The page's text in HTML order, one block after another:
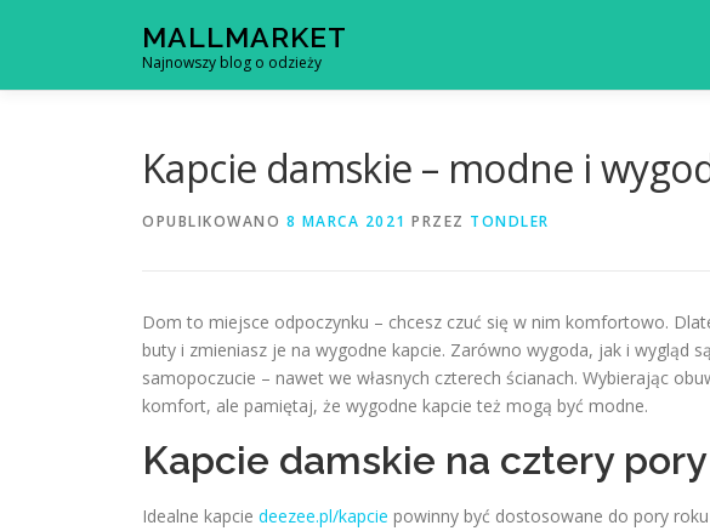
MALLMARKET
Najnowszy blog o odzieży
Kapcie damskie – modne i
OPUBLIKOWANO 8 MARCA 2021 PRZEZ TONDLER
Dom to miejsce odpoczynku – chcesz czuć się w nim komfortowo.
buty i zmieniasz je na wygodne kapcie. Zarówno wygoda, jak i wygląd
samopoczucie – nawet we własnych czterech ścianach. Wybierając
komfort, ale pamiętaj, że wygodne kapcie też mogą być modne.
Kapcie damskie na cztery
Idealne kapcie deezee.pl/kapcie powinny być dostosowane do pory